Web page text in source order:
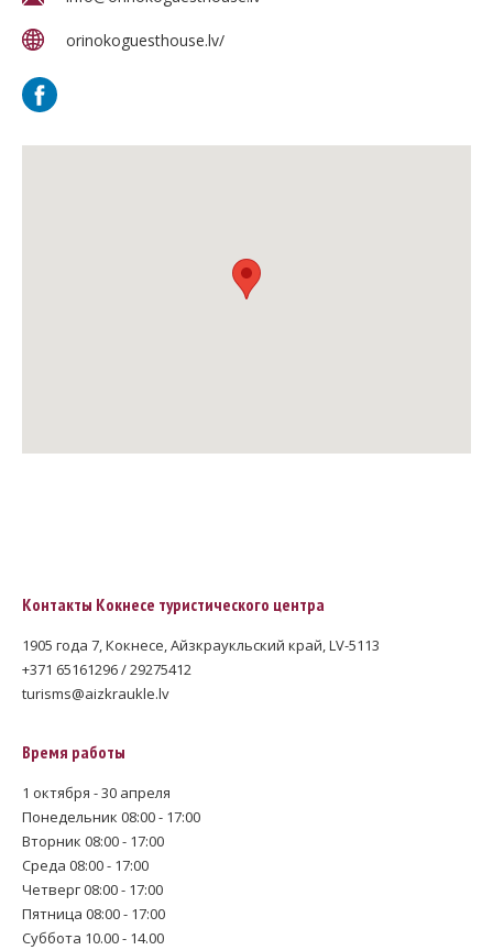
orinokoguesthouse.lv/
Контакты Кокнесе туристического центра
1905 года 7, Кокнесе, Айзкраукльский край, LV-5113
+371 65161296 / 29275412
turisms@aizkraukle.lv
Время работы
1 октября - 30 апреля
Понедельник 08:00 - 17:00
Вторник 08:00 - 17:00
Среда 08:00 - 17:00
Четверг 08:00 - 17:00
Пятница 08:00 - 17:00
Суббота 10.00 - 14.00